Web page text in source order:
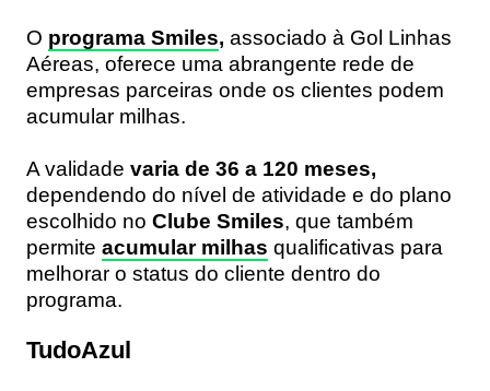
O programa Smiles, associado à Gol Linhas
Aéreas, oferece uma abrangente rede de
empresas parceiras onde os clientes podem
acumular milhas.
A validade varia de 36 a 120 meses,
dependendo do nível de atividade e do plano
escolhido no Clube Smiles, que também
permite acumular milhas qualificativas para
melhorar o status do cliente dentro do
programa.
TudoAzul